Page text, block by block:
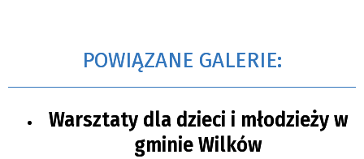
POWIĄZANE GALERIE:
Warsztaty dla dzieci i młodzieży w
gminie Wilków